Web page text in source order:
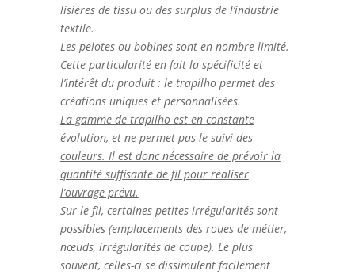
lisières de tissu ou des surplus de l’industrie
textile.
Les pelotes ou bobines sont en nombre limité.
Cette particularité en fait la spécificité et
l’intérêt du produit : le trapilho permet des
créations uniques et personnalisées.
La gamme de trapilho est en constante
évolution, et ne permet pas le suivi des
couleurs. Il est donc nécessaire de prévoir la
quantité suffisante de fil pour réaliser
l’ouvrage prévu.
Sur le fil, certaines petites irrégularités sont
possibles (emplacements des roues de métier,
nœuds, irrégularités de coupe). Le plus
souvent, celles-ci se dissimulent facilement